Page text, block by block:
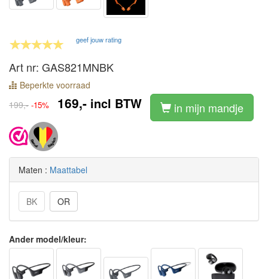
geef jouw rating
Art nr: GAS821MNBK
Beperkte voorraad
199,- -15% 169,- incl BTW in mijn mandje
Maten : Maattabel
BK OR
Ander model/kleur: